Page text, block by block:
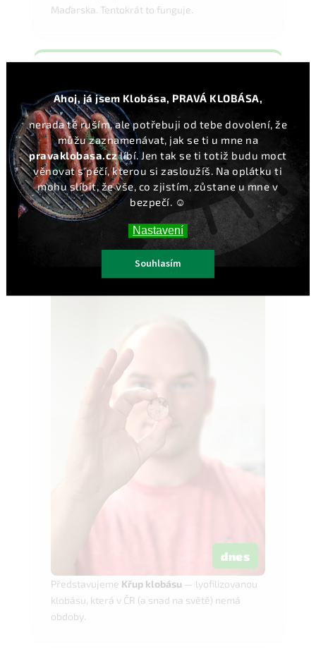
Ahoj, já jsem Klobása, PRAVÁ KLOBÁSA,
nerada tě ruším, ale potřebuji od tebe dovolení, že
můžu zaznamenávat, jak se ti u mne na
pravaklobasa.czlíbí. Jen tak se ti totiž budu moct
věnovat s péčí, kterou si zasloužíš. Na oplátku ti
mohu slíbit, že vše, co zjistím, zůstane u mne v
bezpečí. ☺️
Nastavení
Souhlasím
Maďarska. Tentokrát to funguje.
2017
Spouštímee-shop. Klobása začíná cestovat po
celé České republice i na Slovensko. Přibývají
cesty do Španělska a dalších zemí.
dnes
Představujeme Křup klobásu — lyofilizovanou
klobásu, která v ČR (a snad na světě) nemá
obdoby.